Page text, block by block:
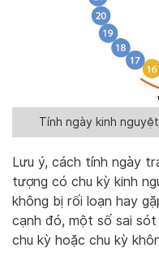
Tính ngày kinh
Lưu ý, cách tính ngày
tượng có chu kỳ kinh
không bị rối loạn hay
cạnh đó, một số sai
chu kỳ hoặc chu kỳ